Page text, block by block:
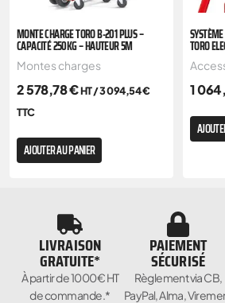
MONTE CHARGE TORO B-201 PLUS –
CAPACITÉ 250KG – HAUTEUR 5M
Montes charges
2 578,78€HT /3 094,54€
TTC
AJOUTER AU PANIER
TORO
1
LIVRAISON
GRATUITE*
À partir de 1000€ HT
de commande.*
PAIEMENT
SÉCURISÉ
Règlement via CB,
PayPal, Alma,